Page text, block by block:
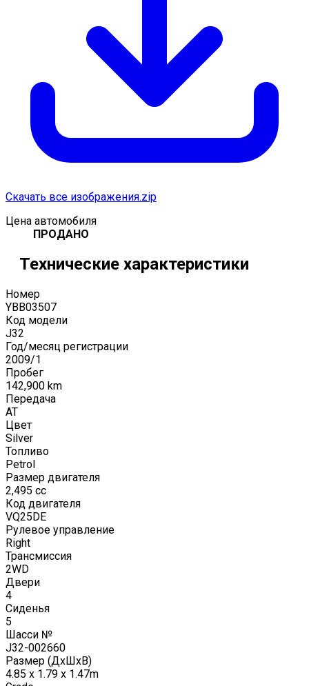
Скачать все изображения.zip
Цена автомобиля
ПРОДАНО
Технические характеристики
Номер
YBB03507
Код модели
J32
Год/месяц регистрации
2009/1
Пробег
142,900 km
Передача
AT
Цвет
Silver
Топливо
Petrol
Размер двигателя
2,495 cc
Код двигателя
VQ25DE
Рулевое управление
Right
Трансмиссия
2WD
Двери
4
Сиденья
5
Шасси №
J32-002660
Размер (ДxШxВ)
4.85 x 1.79 x 1.47m